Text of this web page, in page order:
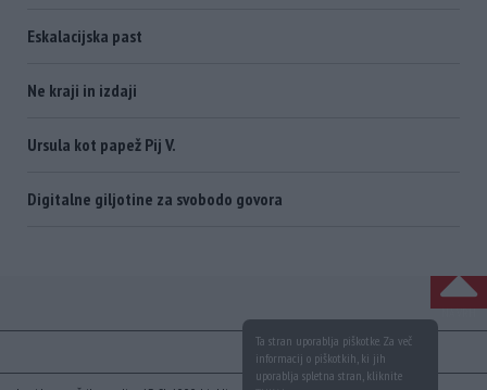
Eskalacijska past
Ne kraji in izdaji
Ursula kot papež Pij V.
Digitalne giljotine za svobodo govora
NA VRH
Ta stran uporablja piškotke. Za več
informacij o piškotkih, ki jih
uporablja spletna stran, kliknite